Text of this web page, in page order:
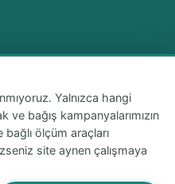
hakları saklıdır.
·
Yalnızca hangi
ve bağış kampanyalarımızın
ölçüm araçları
site aynen çalışmaya